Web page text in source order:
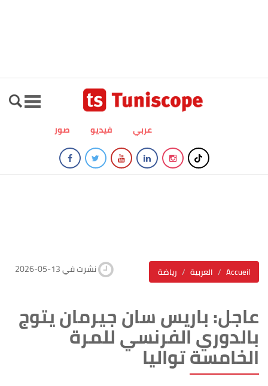
صور فيديو عربي
رياضة العربية Accueil 2026-05-13 نشرت في
عاجل: باريس سان جيرمان يتوج
بالدوري الفرنسي للمرة
الخامسة تواليا